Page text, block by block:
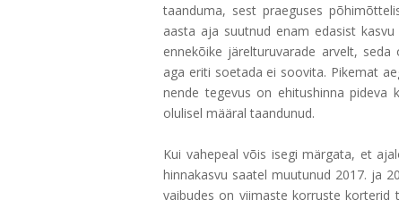
taanduma, sest praeguses
aasta aja suutnud enam edasist
ennekõike järelturuvarade arvelt,
aga eriti soetada ei soovita. Pikemat
nende tegevus on ehitushinna pideva
olulisel määral taandunud.
Kui vahepeal võis isegi märgata, et
hinnakasvu saatel muutunud 2017. ja
vaibudes on viimaste korruste korterid